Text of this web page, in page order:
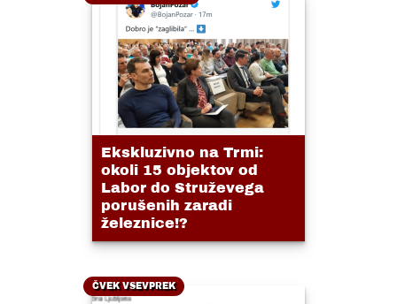
Ekskluzivno na Trmi:
okoli 15 objektov od
Labor do Struževega
porušenih zaradi
železnice!?
ČVEK VSEVPREK